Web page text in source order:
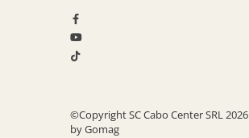
©Copyright SC Cabo Center SRL 2026
by Gomag